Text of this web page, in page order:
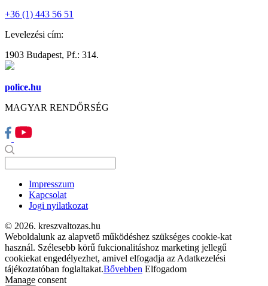
+36 (1) 443 56 51
Levelezési cím:
1903 Budapest, Pf.: 314.
police.hu
MAGYAR RENDŐRSÉG
Impresszum
Kapcsolat
Jogi nyilatkozat
© 2026. kreszvaltozas.hu
Weboldalunk az alapvető működéshez szükséges cookie-kat
használ. Szélesebb körű fukcionalitáshoz marketing jellegű
cookiekat engedélyezhet, amivel elfogadja az Adatkezelési
tájékoztatóban foglaltakat.Bővebben Elfogadom
Manage consent